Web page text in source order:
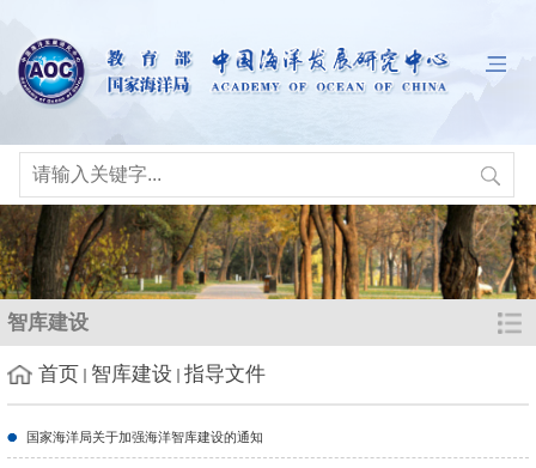
智库建设
首页 智库建设 指导文件
国家海洋局关于加强海洋智库建设的通知